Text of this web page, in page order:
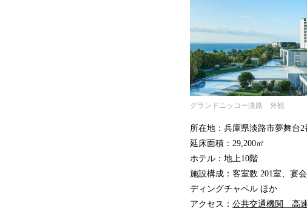
グランドニッコー淡路 外観
所在地：兵庫県淡路市夢舞台2
延床面積：29,200㎡
ホテル：地上10階
施設構成：客室数 201室、宴
ディングチャペル ほか
アクセス： 公共交通機関 高